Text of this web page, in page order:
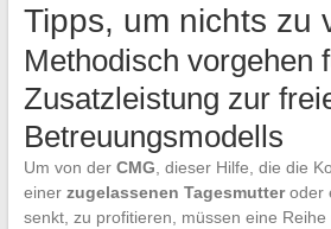
Tipps, um nichts zu
Methodisch vorgehen
Zusatzleistung zur
Betreuungsmodells
Um von der CMG , dieser Hilfe, die die
einer zugelassenen Tagesmutteroder
senkt, zu profitieren, müssen eine